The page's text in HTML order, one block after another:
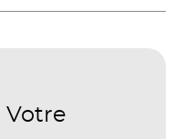
Votre